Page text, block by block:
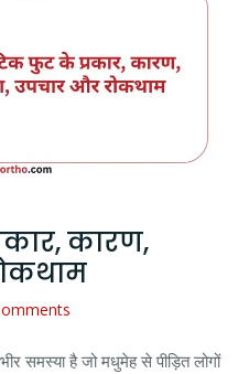
कारण,
समस्या है जो मधुमेह से पीड़ित लोगों